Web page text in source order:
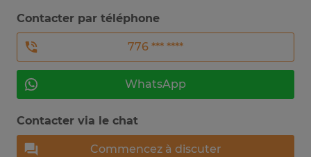
Contacter par téléphone
776 *** ****
WhatsApp
Contacter via le chat
Commencez à discuter